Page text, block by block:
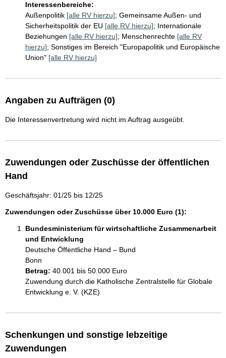
Interessenbereiche:
Außenpolitik [alle RV hierzu]; Gemeinsame Außen- und
Sicherheitspolitik der EU [alle RV hierzu]; Internationale
Beziehungen [alle RV hierzu]; Menschenrechte [alle RV
hierzu]; Sonstiges im Bereich "Europapolitik und Europäische
Union" [alle RV hierzu]
Angaben zu Aufträgen (0)
Die Interessenvertretung wird nicht im Auftrag ausgeübt.
Zuwendungen oder Zuschüsse der öffentlichen
Hand
Geschäftsjahr: 01/25 bis 12/25
Zuwendungen oder Zuschüsse über 10.000 Euro (1):
Bundesministerium für wirtschaftliche Zusammenarbeit
und Entwicklung
Deutsche Öffentliche Hand – Bund
Bonn
Betrag: 40.001 bis 50.000 Euro
Zuwendung durch die Katholische Zentralstelle für Globale
Entwicklung e. V. (KZE)
Schenkungen und sonstige lebzeitige
Zuwendungen